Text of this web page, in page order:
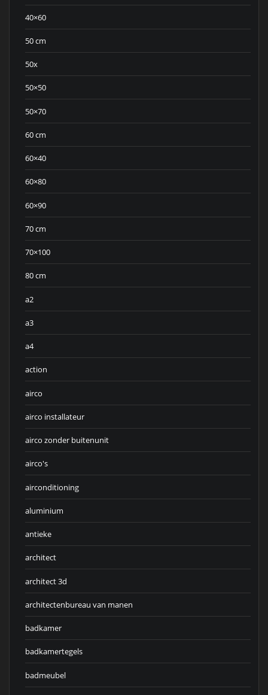
40×60
50 cm
50x
50×50
50×70
60 cm
60×40
60×80
60×90
70 cm
70×100
80 cm
a2
a3
a4
action
airco
airco installateur
airco zonder buitenunit
airco's
airconditioning
aluminium
antieke
architect
architect 3d
architectenbureau van manen
badkamer
badkamertegels
badmeubel